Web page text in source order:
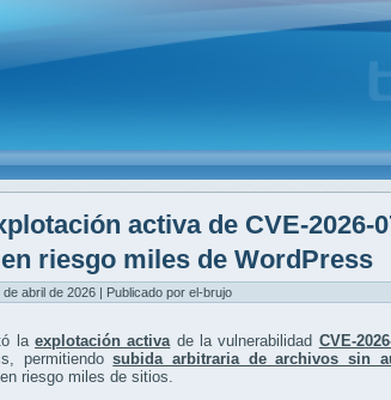
activa de CVE-2026-
riesgo miles de WordPress
de abril de 2026 | Publicado por el-brujo
la explotación activa de la vulnerabilidad CVE-
permitiendosubida arbitraria de archivos sin
riesgo miles de sitios.